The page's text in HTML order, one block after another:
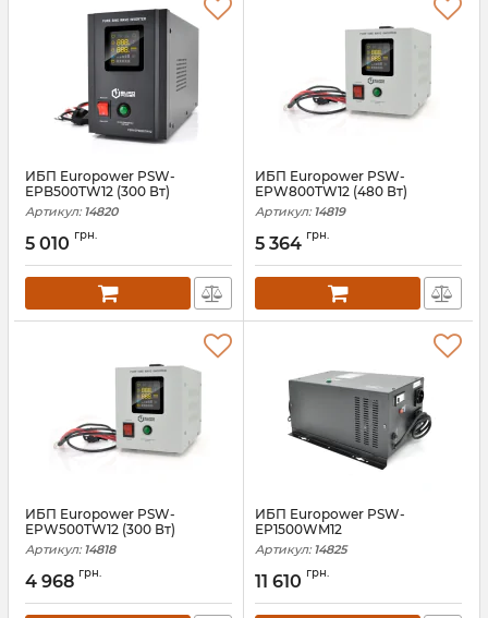
ИБП Europower PSW-
EPB500TW12 (300 Вт)
Артикул: 14820
5 010 грн.
ИБП Europower PSW-
EPW800TW12 (480 Вт)
Артикул: 14819
5 364 грн.
ИБП Europower PSW-
EPW500TW12 (300 Вт)
Артикул: 14818
4 968 грн.
ИБП Europower PSW-
EP1500WM12
Артикул: 14825
11 610 грн.